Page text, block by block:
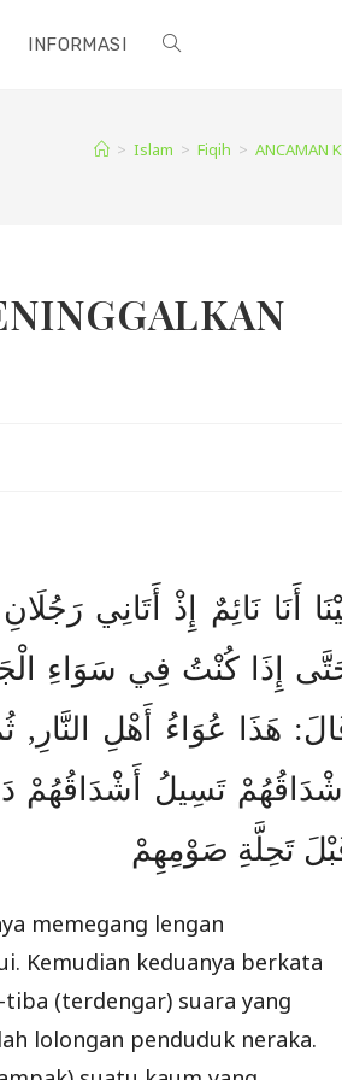
INFORMASI TOGGLE
> Islam > Fiqih > ANCAMAN
أَنَا نَائِمٌ إِذْ أَتَانِي
إِذَا كُنْتُ فِي سَوَاءِ
هَذَا عُوَاءُ أَهْلِ
أَشْدَاقُهُمْ تَسِيلُ أَشْدَاقُهُمْ
تَحِلَّةِ صَوْمِهِمْ
memegang lengan
Kemudian keduanya berkata
(terdengar) suara yang
lolongan penduduk neraka.